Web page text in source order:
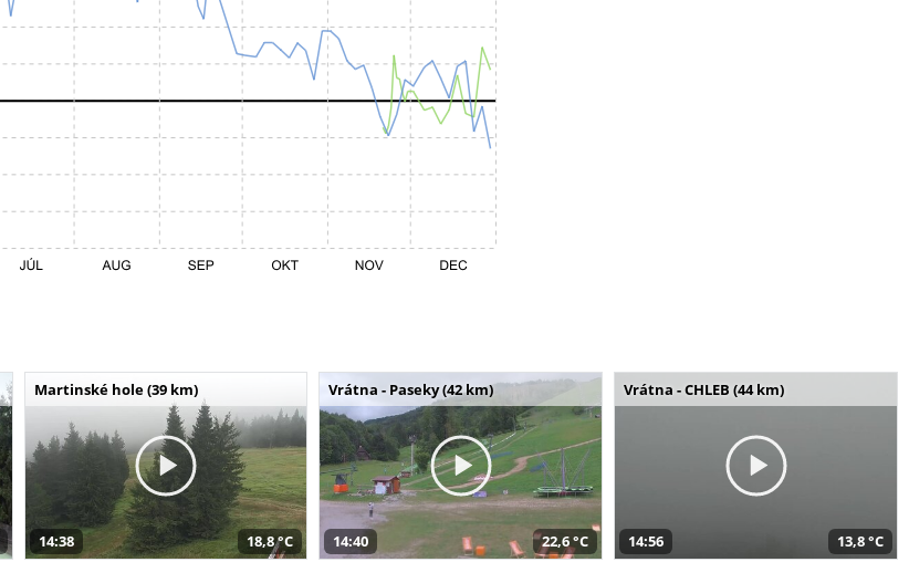
Martinské hole (39 km)
14:38 18,8 °C
Vrátna - Paseky (42 km)
14:40 22,6 °C
Vrátna - CHLEB (44 km)
14:56 13,8 °C